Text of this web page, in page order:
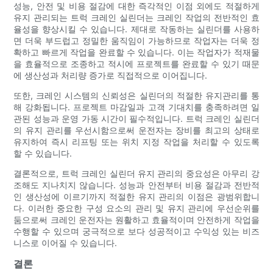
성능, 안전 및 비용 절감에 대한 즉각적인 이점 외에도 적절하게
유지 관리되는 트럭 크레인 실린더는 크레인 작업의 전반적인 효
율성을 향상시킬 수 있습니다. 제대로 작동하는 실린더를 사용하
면 더욱 부드럽고 정밀한 움직임이 가능하므로 작업자는 더욱 정
확하고 빠르게 작업을 완료할 수 있습니다. 이는 작업자가 적재물
을 효율적으로 조종하고 적시에 프로젝트를 완료할 수 있기 때문
에 생산성과 처리량 증가로 직접적으로 이어집니다.
또한, 크레인 시스템의 신뢰성은 실린더의 적절한 유지관리를 통
해 강화됩니다. 프로젝트 마감일과 고객 기대치를 충족하려면 일
관된 성능과 운영 가동 시간이 필수적입니다. 트럭 크레인 실린더
의 유지 관리를 우선시함으로써 운전자는 장비를 최고의 상태로
유지하여 즉시 리프팅 또는 위치 지정 작업을 처리할 수 있도록
할 수 있습니다.
결론적으로, 트럭 크레인 실린더 유지 관리의 중요성은 아무리 강
조해도 지나치지 않습니다. 성능과 안전부터 비용 절감과 전반적
인 생산성에 이르기까지 적절한 유지 관리의 이점은 광범위합니
다. 이러한 중요한 구성 요소의 관리 및 유지 관리에 우선순위를
둠으로써 크레인 운전자는 원활하고 효율적이며 안전하게 작업을
수행할 수 있으며 궁극적으로 보다 성공적이고 수익성 있는 비즈
니스로 이어질 수 있습니다.
결론